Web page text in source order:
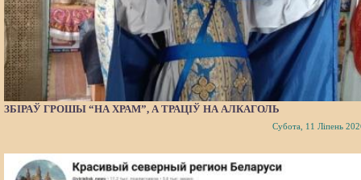
ЗБІРАЎ ГРОШЫ “НА ХРАМ”, А ТРАЦІЎ НА АЛКАГОЛЬ
Субота, 11 Ліпень